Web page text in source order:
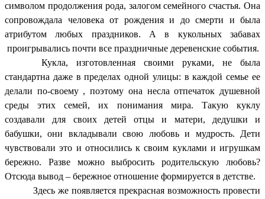
символом продолжения рода, залогом семейного счастья. Она
сопровождала человека от рождения и до смерти и была
атрибутом любых праздников. А в кукольных забавах
проигрывались почти все праздничные деревенские события.
Кукла, изготовленная своими руками, не была
стандартна даже в пределах одной улицы: в каждой семье ее
делали по-своему , поэтому она несла отпечаток душевной
среды этих семей, их понимания мира. Такую куклу
создавали для своих детей отцы и матери, дедушки и
бабушки, они вкладывали свою любовь и мудрость. Дети
чувствовали это и относились к своим куклами и игрушкам
бережно. Разве можно выбросить родительскую любовь?
Отсюда вывод – бережное отношение формируется в детстве.
Здесь же появляется прекрасная возможность провести